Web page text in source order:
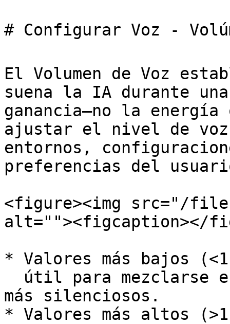
# Configurar Voz -
El Volumen de Voz
suena la IA durante
ganancia—no la energía
ajustar el nivel de
entornos,
preferencias del
<figure><img src="/
alt=""><figcaption></
* Valores más bajos
más silenciosos.
* Valores más altos